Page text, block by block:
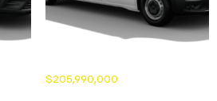
$205,990,000